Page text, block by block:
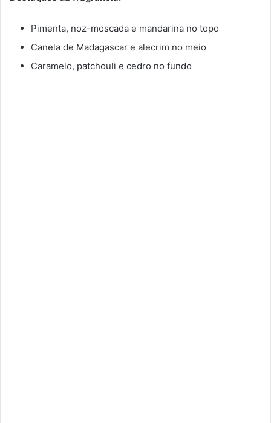
Pimenta, noz-moscada e mandarina no topo
Canela de Madagascar e alecrim no meio
Caramelo, patchouli e cedro no fundo